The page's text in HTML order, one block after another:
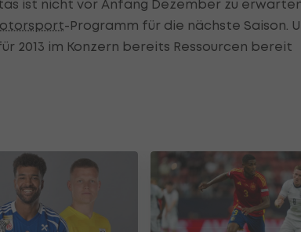
ist nicht vor Anfang Dezember zu
-Programm für die nächste Saison.
2013 im Konzern bereits Ressourcen bereit